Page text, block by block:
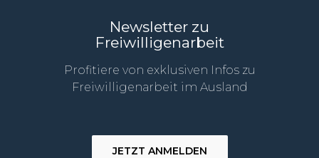
Newsletter zu
Freiwilligenarbeit
Profitiere von exklusiven Infos zu
Freiwilligenarbeit im Ausland
JETZT ANMELDEN